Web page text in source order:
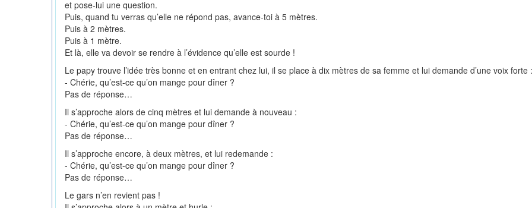
et pose-lui une question.
Puis, quand tu verras qu’elle ne répond pas, avance-toi à 5 mètres.
Puis à 2 mètres.
Puis à 1 mètre.
Et là, elle va devoir se rendre à l’évidence qu’elle est sourde !
Le papy trouve l’idée très bonne et en entrant chez lui, il se place à dix mètres de sa femme et lui demande d’une voix forte :
- Chérie, qu’est-ce qu’on mange pour dîner ?
Pas de réponse…
Il s’approche alors de cinq mètres et lui demande à nouveau :
- Chérie, qu’est-ce qu’on mange pour dîner ?
Pas de réponse…
Il s’approche encore, à deux mètres, et lui redemande :
- Chérie, qu’est-ce qu’on mange pour dîner ?
Pas de réponse…
Le gars n’en revient pas !